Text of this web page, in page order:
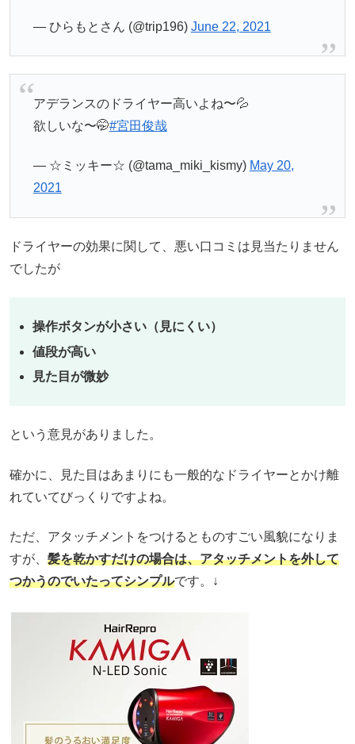
— ひらもとさん (@trip196) June 22, 2021
アデランスのドライヤー高いよね〜💦
欲しいな〜🤭#宮田俊哉
— ☆ミッキー☆ (@tama_miki_kismy) May 20,
2021
ドライヤーの効果に関して、悪い口コミは見当たりません
でしたが
操作ボタンが小さい（見にくい）
値段が高い
見た目が微妙
という意見がありました。
確かに、見た目はあまりにも一般的なドライヤーとかけ離
れていてびっくりですよね。
ただ、アタッチメントをつけるとものすごい風貌になりま
すが、 髪を乾かすだけの場合は、アタッチメントを外して
つかうのでいたってシンプルです。↓